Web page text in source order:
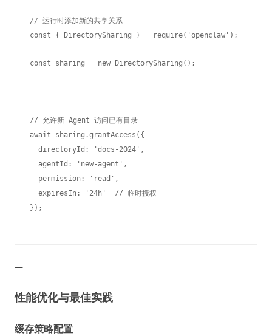
// 运行时添加新的共享关系
const { DirectorySharing } = require('openclaw');
const sharing = new DirectorySharing();
// 允许新 Agent 访问已有目录
await sharing.grantAccess({
  directoryId: 'docs-2024',
  agentId: 'new-agent',
  permission: 'read',
  expiresIn: '24h'  // 临时授权
—
性能优化与最佳实践
缓存策略配置